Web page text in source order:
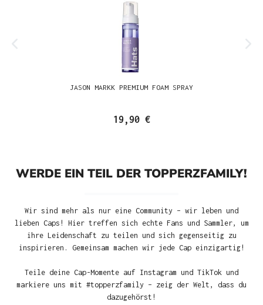
JASON MARKK PREMIUM FOAM SPRAY
19,90 €
WERDE EIN TEIL DER TOPPERZFAMILY!
Wir sind mehr als nur eine Community – wir leben und
lieben Caps! Hier treffen sich echte Fans und Sammler, um
ihre Leidenschaft zu teilen und sich gegenseitig zu
inspirieren. Gemeinsam machen wir jede Cap einzigartig!
Teile deine Cap-Momente auf Instagram und TikTok und
markiere uns mit #topperzfamily – zeig der Welt, dass du
dazugehörst!